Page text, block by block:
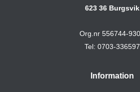
623 36 Burgsvik
Org.nr 556744-
Tel: 0703-336597
Information